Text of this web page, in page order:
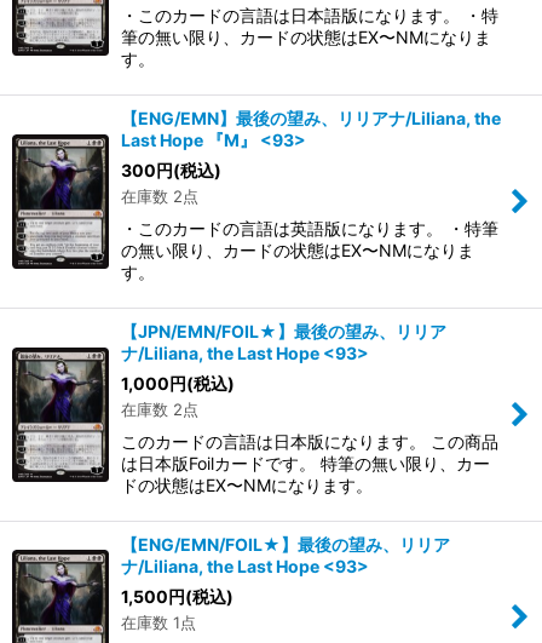
・このカードの言語は日本語版になります。 ・特
筆の無い限り、カードの状態はEX〜NMになりま
す。
【ENG/EMN】最後の望み、リリアナ/Liliana, the
Last Hope 『M』 <93>
300円(税込)
在庫数 2点
・このカードの言語は英語版になります。 ・特筆
の無い限り、カードの状態はEX〜NMになりま
す。
【JPN/EMN/FOIL★】最後の望み、リリア
ナ/Liliana, the Last Hope <93>
1,000円(税込)
在庫数 2点
このカードの言語は日本版になります。 この商品
は日本版Foilカードです。 特筆の無い限り、カー
ドの状態はEX〜NMになります。
【ENG/EMN/FOIL★】最後の望み、リリア
ナ/Liliana, the Last Hope <93>
1,500円(税込)
在庫数 1点